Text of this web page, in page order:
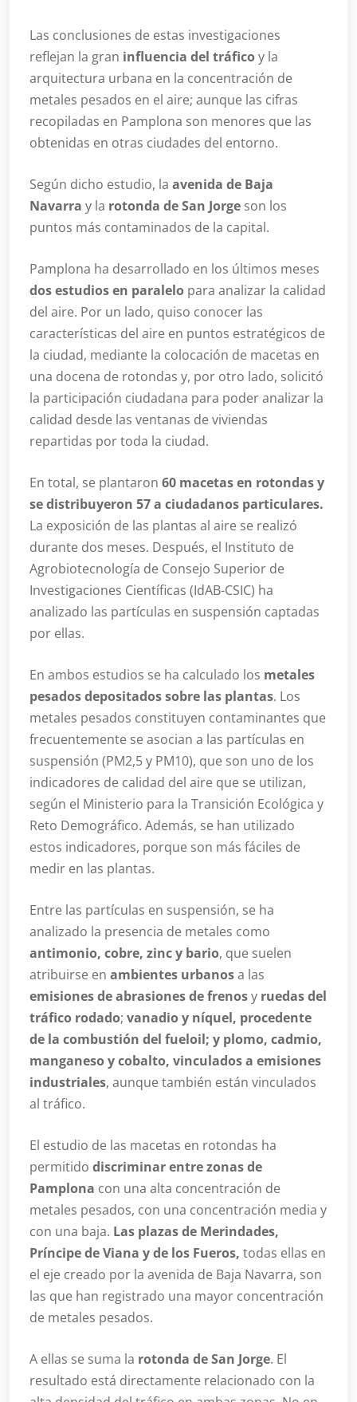
Las conclusiones de estas investigaciones
reflejan la gran influencia del tráficoy la
arquitectura urbana en la concentración de
metales pesados en el aire; aunque las cifras
recopiladas en Pamplona son menores que las
obtenidas en otras ciudades del entorno.
Según dicho estudio, la avenida de Baja
Navarra y la rotonda de San Jorge son los
puntos más contaminados de la capital.
Pamplona ha desarrollado en los últimos meses
dos estudios en paralelo para analizar la calidad
del aire. Por un lado, quiso conocer las
características del aire en puntos estratégicos de
la ciudad, mediante la colocación de macetas en
una docena de rotondas y, por otro lado, solicitó
la participación ciudadana para poder analizar la
calidad desde las ventanas de viviendas
repartidas por toda la ciudad.
En total, se plantaron 60 macetas en rotondas y
se distribuyeron 57 a ciudadanos particulares.
La exposición de las plantas al aire se realizó
durante dos meses. Después, el Instituto de
Agrobiotecnología de Consejo Superior de
Investigaciones Científicas (IdAB-CSIC) ha
analizado las partículas en suspensión captadas
por ellas.
En ambos estudios se ha calculado los metales
pesados depositados sobre las plantas. Los
metales pesados constituyen contaminantes que
frecuentemente se asocian a las partículas en
suspensión (PM2,5 y PM10), que son uno de los
indicadores de calidad del aire que se utilizan,
según el Ministerio para la Transición Ecológica y
Reto Demográfico. Además, se han utilizado
estos indicadores, porque son más fáciles de
medir en las plantas.
Entre las partículas en suspensión, se ha
analizado la presencia de metales como
antimonio, cobre, zinc y bario, que suelen
atribuirse en ambientes urbanosa las
emisiones de abrasiones de frenosy ruedas del
tráfico rodado; vanadio y níquel, procedente
de la combustión del fueloil; y plomo, cadmio,
manganeso y cobalto, vinculados a emisiones
industriales, aunque también están vinculados
al tráfico.
El estudio de las macetas en rotondas ha
permitido discriminar entre zonas de
Pamplona con una alta concentración de
metales pesados, con una concentración media y
con una baja. Las plazas de Merindades,
Príncipe de Viana y de los Fueros, todas ellas en
el eje creado por la avenida de Baja Navarra, son
las que han registrado una mayor concentración
de metales pesados.
A ellas se suma la rotonda de San Jorge. El
resultado está directamente relacionado con la